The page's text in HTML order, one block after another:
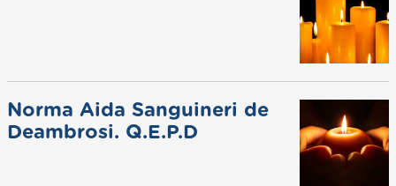
Norma Aida Sanguineri de
Deambrosi. Q.E.P.D